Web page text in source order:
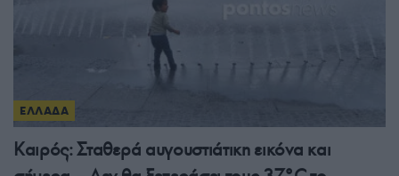
ΕΛΛΑΔΑ
Καιρός: Σταθερά αυγουστιάτικη εικόνα και